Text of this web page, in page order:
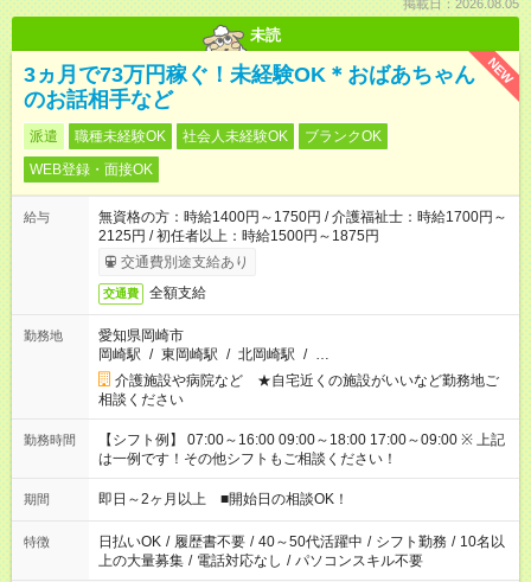
掲載日：2026.08.05
未読
NEW
3ヵ月で73万円稼ぐ！未経験OK＊おばあちゃん
のお話相手など
派遣 職種未経験OK 社会人未経験OK
ブランクOK
WEB登録・面接OK
給与
無資格の方：時給1400円～1750円 / 介護福祉士：時給1700円～
2125円 / 初任者以上：時給1500円～1875円
交通費別途支給あり
交通費 全額支給
勤務地
愛知県岡崎市
岡崎駅 / 東岡崎駅 / 北岡崎駅 / …
介護施設や病院など ★自宅近くの施設がいいなど勤務地ご
相談ください
勤務時間
【シフト例】 07:00～16:00 09:00～18:00 17:00～09:00 ※ 上記
は一例です！その他シフトもご相談ください！
期間 即日～2ヶ月以上 ■開始日の相談OK！
特徴 日払いOK / 履歴書不要 / 40～50代活躍中 / シフト勤務 / 10名以
上の大量募集 / 電話対応なし / パソコンスキル不要